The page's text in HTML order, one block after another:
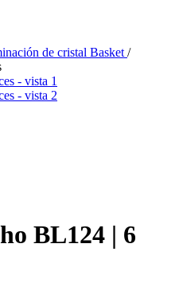
de cristal Basket /
BL124 | 6